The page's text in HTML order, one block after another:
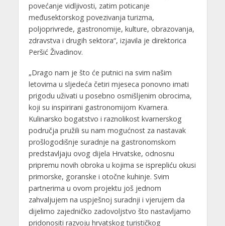
povećanje vidljivosti, zatim poticanje
međusektorskog povezivanja turizma,
poljoprivrede, gastronomije, kulture, obrazovanja,
zdravstva i drugih sektora“, izjavila je direktorica
Peršić Živadinov.
„Drago nam je što će putnici na svim našim
letovima u sljedeća četiri mjeseca ponovno imati
prigodu uživati u posebno osmišljenim obrocima,
koji su inspirirani gastronomijom Kvarnera.
Kulinarsko bogatstvo i raznolikost kvarnerskog
područja pružili su nam mogućnost za nastavak
prošlogodišnje suradnje na gastronomskom
predstavljaju ovog dijela Hrvatske, odnosnu
pripremu novih obroka u kojima se isprepliću okusi
primorske, goranske i otočne kuhinje. Svim
partnerima u ovom projektu još jednom
zahvaljujem na uspješnoj suradnji i vjerujem da
dijelimo zajedničko zadovoljstvo što nastavljamo
pridonositi razvoju hrvatskog turističkog